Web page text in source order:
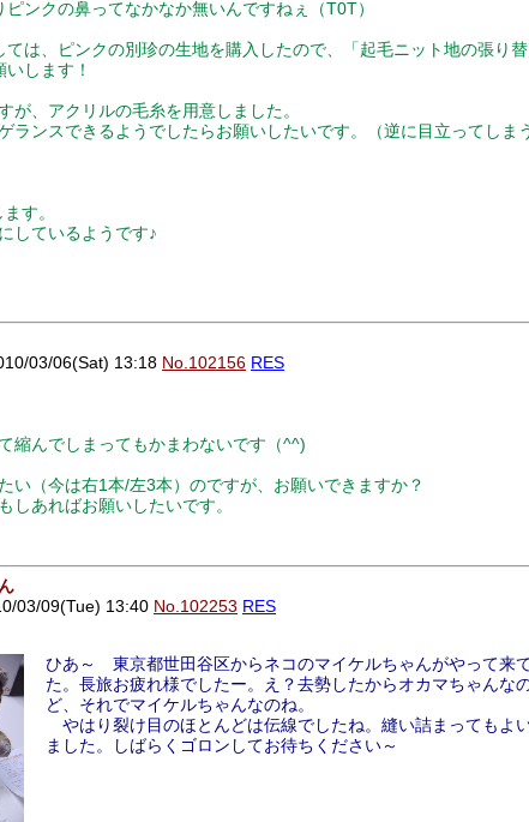
ピンクの鼻ってなかなか無いんですねぇ（T0T）
ては、ピンクの別珍の生地を購入したので、「起毛ニット地の張り
します！
が、アクリルの毛糸を用意しました。
ランスできるようでしたらお願いしたいです。（逆に目立ってしま
す。
しているようです♪
03/06(Sat) 13:18 No.102156 RES
縮んでしまってもかまわないです（^^)
い（今は右1本/左3本）のですが、お願いできますか？
しあればお願いしたいです。
03/09(Tue) 13:40 No.102253 RES
ひあ～ 東京都世田谷区からネコのマイケルちゃんがやって来
た。長旅お疲れ様でしたー。え？去勢したからオカマちゃんな
ど、それでマイケルちゃんなのね。
やはり裂け目のほとんどは伝線でしたね。縫い詰まってもよ
ました。しばらくゴロンしてお待ちください～